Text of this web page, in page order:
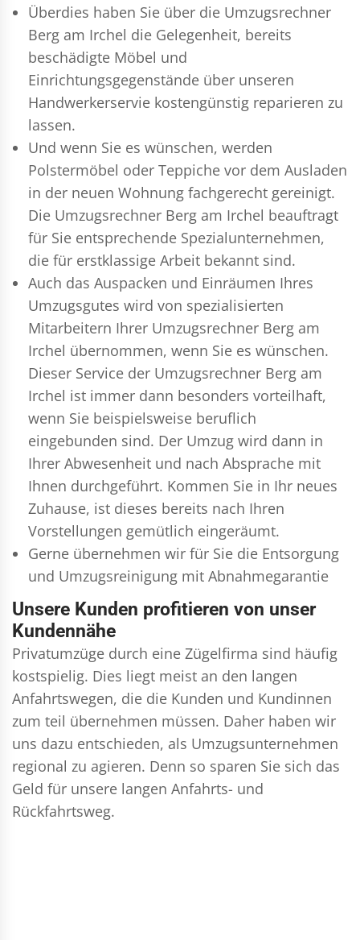
Überdies haben Sie über die Umzugsrechner
Berg am Irchel die Gelegenheit, bereits
beschädigte Möbel und
Einrichtungsgegenstände über unseren
Handwerkerservie kostengünstig reparieren zu
lassen.
Und wenn Sie es wünschen, werden
Polstermöbel oder Teppiche vor dem Ausladen
in der neuen Wohnung fachgerecht gereinigt.
Die Umzugsrechner Berg am Irchel beauftragt
für Sie entsprechende Spezialunternehmen,
die für erstklassige Arbeit bekannt sind.
Auch das Auspacken und Einräumen Ihres
Umzugsgutes wird von spezialisierten
Mitarbeitern Ihrer Umzugsrechner Berg am
Irchel übernommen, wenn Sie es wünschen.
Dieser Service der Umzugsrechner Berg am
Irchel ist immer dann besonders vorteilhaft,
wenn Sie beispielsweise beruflich
eingebunden sind. Der Umzug wird dann in
Ihrer Abwesenheit und nach Absprache mit
Ihnen durchgeführt. Kommen Sie in Ihr neues
Zuhause, ist dieses bereits nach Ihren
Vorstellungen gemütlich eingeräumt.
Gerne übernehmen wir für Sie die Entsorgung
und Umzugsreinigung mit Abnahmegarantie
Unsere Kunden profitieren von unser
Kundennähe
Privatumzüge durch eine Zügelfirma sind häufig
kostspielig. Dies liegt meist an den langen
Anfahrtswegen, die die Kunden und Kundinnen
zum teil übernehmen müssen. Daher haben wir
uns dazu entschieden, als Umzugsunternehmen
regional zu agieren. Denn so sparen Sie sich das
Geld für unsere langen Anfahrts- und
Rückfahrtsweg.